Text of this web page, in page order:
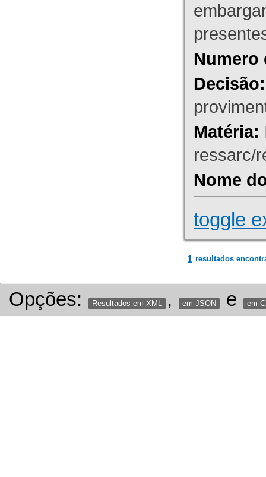
Numero
Decisão:
Matéria:
ressarc/
Nome
toggle
1 resultados
Opções: Resultados em XML , em JSON e em